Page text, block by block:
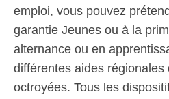
emploi, vous pouvez
garantie Jeunes ou à la
alternance ou en
différentes aides
octroyées. Tous les